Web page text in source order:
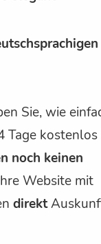
Sie, wie
Tage kostenlos
noch keinen
Website mit
direkt